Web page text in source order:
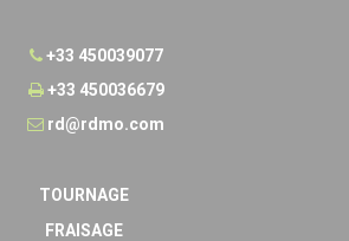
+33 450039077
+33 450036679
rd@rdmo.com
TOURNAGE
FRAISAGE